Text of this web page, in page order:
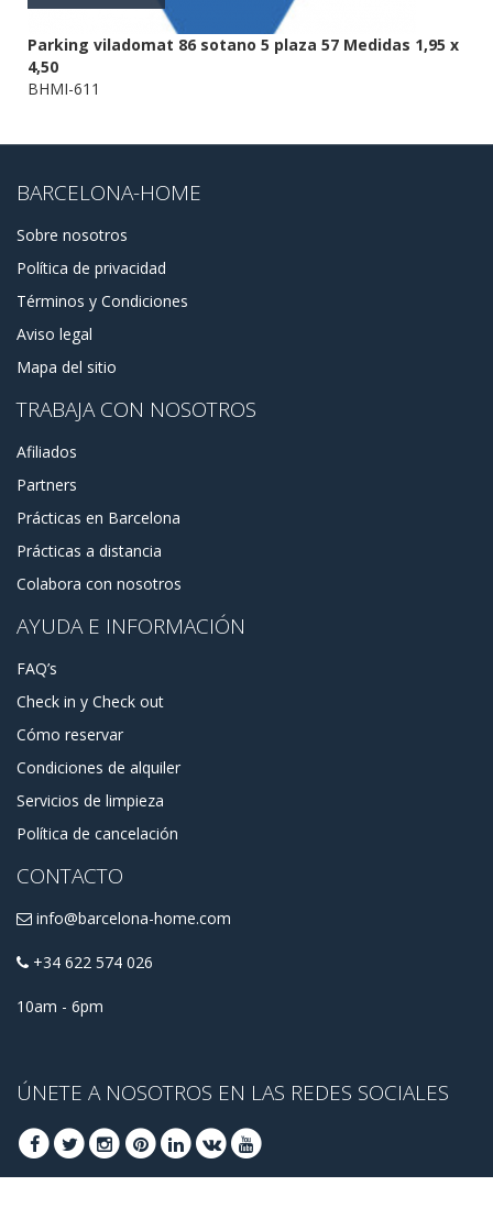
Parking viladomat 86 sotano 5 plaza 57 Medidas 1,95 x
4,50
BHMI-611
BARCELONA-HOME
Sobre nosotros
Política de privacidad
Términos y Condiciones
Aviso legal
Mapa del sitio
TRABAJA CON NOSOTROS
Afiliados
Partners
Prácticas en Barcelona
Prácticas a distancia
Colabora con nosotros
AYUDA E INFORMACIÓN
FAQ’s
Check in y Check out
Cómo reservar
Condiciones de alquiler
Servicios de limpieza
Política de cancelación
CONTACTO
info@barcelona-home.com
+34 622 574 026
10am - 6pm
ÚNETE A NOSOTROS EN LAS REDES SOCIALES